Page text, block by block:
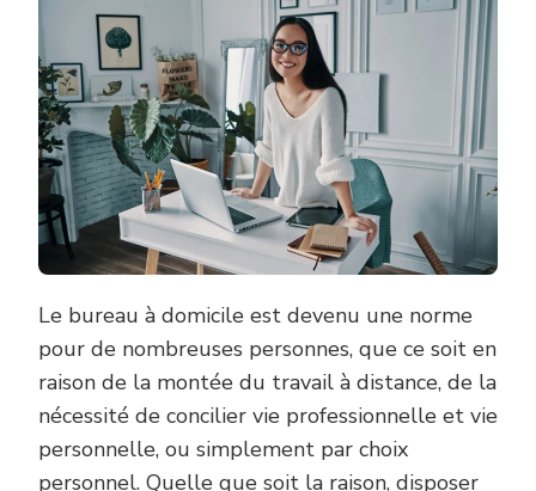
Le bureau à domicile est devenu une norme
pour de nombreuses personnes, que ce soit en
raison de la montée du travail à distance, de la
nécessité de concilier vie professionnelle et vie
personnelle, ou simplement par choix
personnel. Quelle que soit la raison, disposer